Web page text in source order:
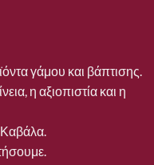
γάμου και βάπτισης.
η αξιοπιστία και η